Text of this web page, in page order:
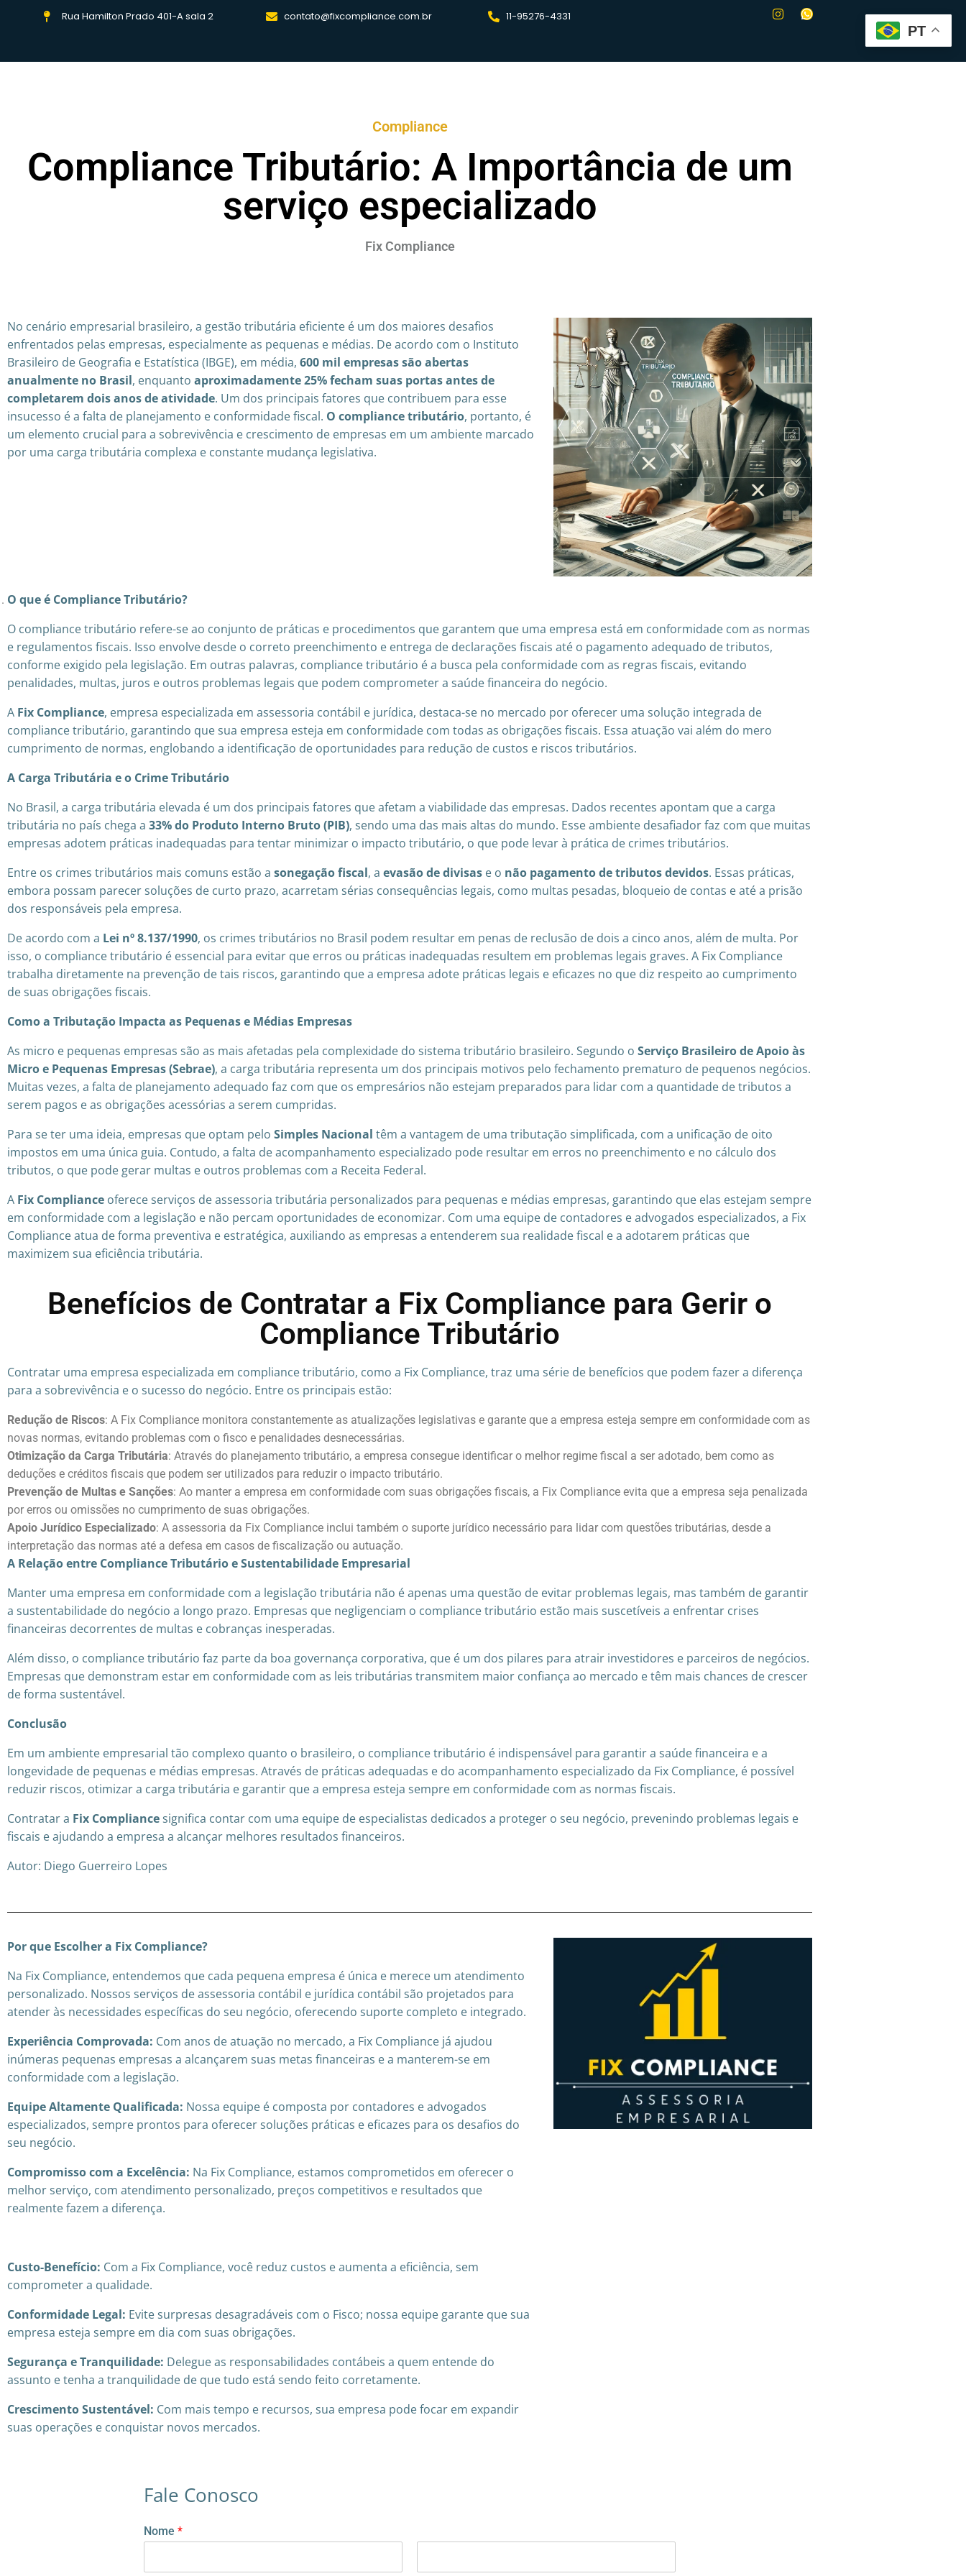
Rua Hamilton Prado 401-A sala 2 contato@fixcompliance.com.br 11-95276-4331
Compliance
Compliance Tributário: A Importância de um
serviço especializado
Fix Compliance
No cenário empresarial brasileiro, a gestão tributária eficiente é um dos maiores desafios
enfrentados pelas empresas, especialmente as pequenas e médias. De acordo com o Instituto
Brasileiro de Geografia e Estatística (IBGE), em média, 600 mil empresas são abertas
anualmente no Brasil, enquanto aproximadamente 25% fecham suas portas antes de
completarem dois anos de atividade. Um dos principais fatores que contribuem para esse
insucesso é a falta de planejamento e conformidade fiscal. O compliance tributário, portanto, é
um elemento crucial para a sobrevivência e crescimento de empresas em um ambiente marcado
por uma carga tributária complexa e constante mudança legislativa.
O que é Compliance Tributário?
O compliance tributário refere-se ao conjunto de práticas e procedimentos que garantem que uma empresa está em conformidade com as normas
e regulamentos fiscais. Isso envolve desde o correto preenchimento e entrega de declarações fiscais até o pagamento adequado de tributos,
conforme exigido pela legislação. Em outras palavras, compliance tributário é a busca pela conformidade com as regras fiscais, evitando
penalidades, multas, juros e outros problemas legais que podem comprometer a saúde financeira do negócio.
A Fix Compliance, empresa especializada em assessoria contábil e jurídica, destaca-se no mercado por oferecer uma solução integrada de
compliance tributário, garantindo que sua empresa esteja em conformidade com todas as obrigações fiscais. Essa atuação vai além do mero
cumprimento de normas, englobando a identificação de oportunidades para redução de custos e riscos tributários.
A Carga Tributária e o Crime Tributário
No Brasil, a carga tributária elevada é um dos principais fatores que afetam a viabilidade das empresas. Dados recentes apontam que a carga
tributária no país chega a 33% do Produto Interno Bruto (PIB), sendo uma das mais altas do mundo. Esse ambiente desafiador faz com que muitas
empresas adotem práticas inadequadas para tentar minimizar o impacto tributário, o que pode levar à prática de crimes tributários.
Entre os crimes tributários mais comuns estão a sonegação fiscal, a evasão de divisas e o não pagamento de tributos devidos. Essas práticas,
embora possam parecer soluções de curto prazo, acarretam sérias consequências legais, como multas pesadas, bloqueio de contas e até a prisão
dos responsáveis pela empresa.
De acordo com a Lei nº 8.137/1990, os crimes tributários no Brasil podem resultar em penas de reclusão de dois a cinco anos, além de multa. Por
isso, o compliance tributário é essencial para evitar que erros ou práticas inadequadas resultem em problemas legais graves. A Fix Compliance
trabalha diretamente na prevenção de tais riscos, garantindo que a empresa adote práticas legais e eficazes no que diz respeito ao cumprimento
de suas obrigações fiscais.
Como a Tributação Impacta as Pequenas e Médias Empresas
As micro e pequenas empresas são as mais afetadas pela complexidade do sistema tributário brasileiro. Segundo o Serviço Brasileiro de Apoio às
Micro e Pequenas Empresas (Sebrae), a carga tributária representa um dos principais motivos pelo fechamento prematuro de pequenos negócios.
Muitas vezes, a falta de planejamento adequado faz com que os empresários não estejam preparados para lidar com a quantidade de tributos a
serem pagos e as obrigações acessórias a serem cumpridas.
Para se ter uma ideia, empresas que optam pelo Simples Nacional têm a vantagem de uma tributação simplificada, com a unificação de oito
impostos em uma única guia. Contudo, a falta de acompanhamento especializado pode resultar em erros no preenchimento e no cálculo dos
tributos, o que pode gerar multas e outros problemas com a Receita Federal.
A Fix Compliance oferece serviços de assessoria tributária personalizados para pequenas e médias empresas, garantindo que elas estejam sempre
em conformidade com a legislação e não percam oportunidades de economizar. Com uma equipe de contadores e advogados especializados, a Fix
Compliance atua de forma preventiva e estratégica, auxiliando as empresas a entenderem sua realidade fiscal e a adotarem práticas que
maximizem sua eficiência tributária.
Benefícios de Contratar a Fix Compliance para Gerir o
Compliance Tributário
Contratar uma empresa especializada em compliance tributário, como a Fix Compliance, traz uma série de benefícios que podem fazer a diferença
para a sobrevivência e o sucesso do negócio. Entre os principais estão:
Redução de Riscos: A Fix Compliance monitora constantemente as atualizações legislativas e garante que a empresa esteja sempre em conformidade com as
novas normas, evitando problemas com o fisco e penalidades desnecessárias.
Otimização da Carga Tributária: Através do planejamento tributário, a empresa consegue identificar o melhor regime fiscal a ser adotado, bem como as
deduções e créditos fiscais que podem ser utilizados para reduzir o impacto tributário.
Prevenção de Multas e Sanções: Ao manter a empresa em conformidade com suas obrigações fiscais, a Fix Compliance evita que a empresa seja penalizada
por erros ou omissões no cumprimento de suas obrigações.
Apoio Jurídico Especializado: A assessoria da Fix Compliance inclui também o suporte jurídico necessário para lidar com questões tributárias, desde a
interpretação das normas até a defesa em casos de fiscalização ou autuação.
A Relação entre Compliance Tributário e Sustentabilidade Empresarial
Manter uma empresa em conformidade com a legislação tributária não é apenas uma questão de evitar problemas legais, mas também de garantir
a sustentabilidade do negócio a longo prazo. Empresas que negligenciam o compliance tributário estão mais suscetíveis a enfrentar crises
financeiras decorrentes de multas e cobranças inesperadas.
Além disso, o compliance tributário faz parte da boa governança corporativa, que é um dos pilares para atrair investidores e parceiros de negócios.
Empresas que demonstram estar em conformidade com as leis tributárias transmitem maior confiança ao mercado e têm mais chances de crescer
de forma sustentável.
Conclusão
Em um ambiente empresarial tão complexo quanto o brasileiro, o compliance tributário é indispensável para garantir a saúde financeira e a
longevidade de pequenas e médias empresas. Através de práticas adequadas e do acompanhamento especializado da Fix Compliance, é possível
reduzir riscos, otimizar a carga tributária e garantir que a empresa esteja sempre em conformidade com as normas fiscais.
Contratar a Fix Compliancesignifica contar com uma equipe de especialistas dedicados a proteger o seu negócio, prevenindo problemas legais e
fiscais e ajudando a empresa a alcançar melhores resultados financeiros.
Autor: Diego Guerreiro Lopes
Por que Escolher a Fix Compliance?
Na Fix Compliance, entendemos que cada pequena empresa é única e merece um atendimento
personalizado. Nossos serviços de assessoria contábil e jurídica contábil são projetados para
atender às necessidades específicas do seu negócio, oferecendo suporte completo e integrado.
Experiência Comprovada: Com anos de atuação no mercado, a Fix Compliance já ajudou
inúmeras pequenas empresas a alcançarem suas metas financeiras e a manterem-se em
conformidade com a legislação.
Equipe Altamente Qualificada: Nossa equipe é composta por contadores e advogados
especializados, sempre prontos para oferecer soluções práticas e eficazes para os desafios do
seu negócio.
Compromisso com a Excelência: Na Fix Compliance, estamos comprometidos em oferecer o
melhor serviço, com atendimento personalizado, preços competitivos e resultados que
realmente fazem a diferença.
Custo-Benefício: Com a Fix Compliance, você reduz custos e aumenta a eficiência, sem
comprometer a qualidade.
Conformidade Legal: Evite surpresas desagradáveis com o Fisco; nossa equipe garante que sua
empresa esteja sempre em dia com suas obrigações.
Segurança e Tranquilidade: Delegue as responsabilidades contábeis a quem entende do
assunto e tenha a tranquilidade de que tudo está sendo feito corretamente.
Crescimento Sustentável: Com mais tempo e recursos, sua empresa pode focar em expandir
suas operações e conquistar novos mercados.
Fale Conosco
Nome *
PT